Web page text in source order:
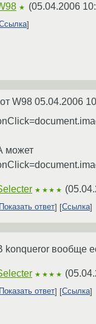
★ (05.04.2006
от W98 05.04.2006
может
★★★★ (
Показать ответ Ссылка
konqueror вообще
★★★★ (
Показать ответ Ссылка